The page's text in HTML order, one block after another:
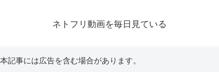
ネトフリ動画を毎日見ている
本記事には広告を含む場合があります。